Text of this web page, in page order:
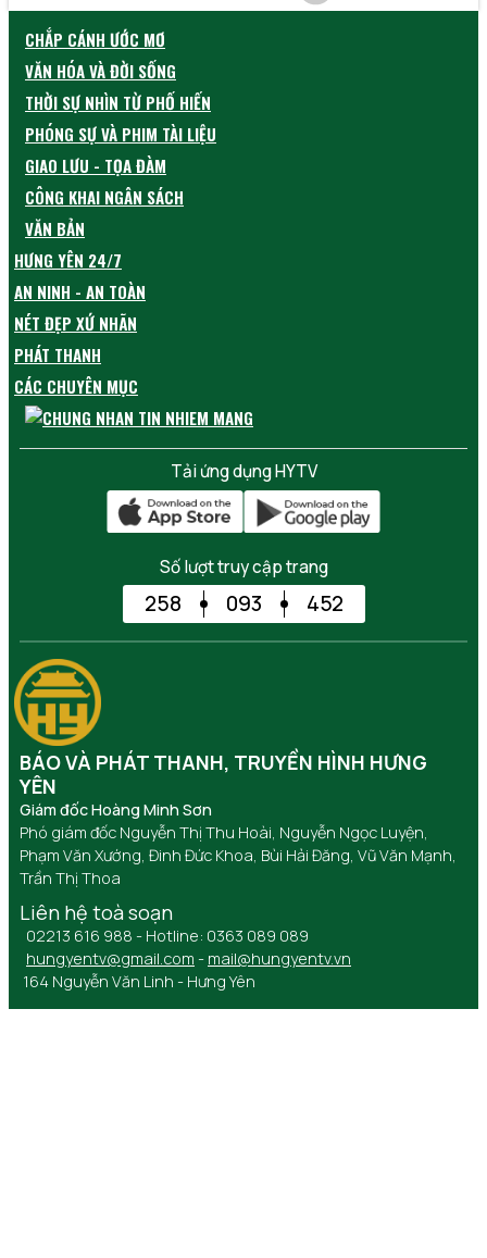
CHẮP CÁNH ƯỚC MƠ
VĂN HÓA VÀ ĐỜI SỐNG
THỜI SỰ NHÌN TỪ PHỐ HIẾN
PHÓNG SỰ VÀ PHIM TÀI LIỆU
GIAO LƯU - TỌA ĐÀM
CÔNG KHAI NGÂN SÁCH
VĂN BẢN
HƯNG YÊN 24/7
AN NINH - AN TOÀN
NÉT ĐẸP XỨ NHÃN
PHÁT THANH
CÁC CHUYÊN MỤC
Tải ứng dụng HYTV
Số lượt truy cập trang
258 093 452
BÁO VÀ PHÁT THANH, TRUYỀN HÌNH HƯNG
YÊN
Giám đốc Hoàng Minh Sơn
Phó giám đốc Nguyễn Thị Thu Hoài, Nguyễn Ngọc Luyện,
Phạm Văn Xướng, Đinh Đức Khoa, Bùi Hải Đăng, Vũ Văn Mạnh,
Trần Thị Thoa
Liên hệ toà soạn
02213 616 988 - Hotline: 0363 089 089
hungyentv@gmail.com - mail@hungyentv.vn
164 Nguyễn Văn Linh - Hưng Yên